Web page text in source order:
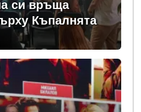
си връща
Къпалнята